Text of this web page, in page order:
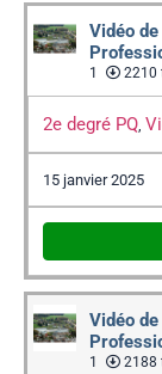
Vidéo
1 2210
2e degré PQ
15 janvier 2025
Vidéo
1 2188